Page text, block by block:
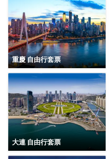
店。
重慶 自由行套票
大連 自由行套票